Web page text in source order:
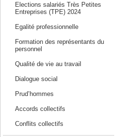
Elections salariés Très Petites
Entreprises (TPE) 2024
Egalité professionnelle
Formation des représentants du
personnel
Qualité de vie au travail
Dialogue social
Prud’hommes
Accords collectifs
Conflits collectifs